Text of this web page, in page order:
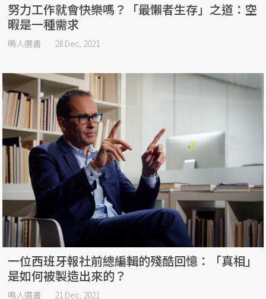
努力工作就會快樂嗎？「最懶者生存」之道：空
暇是一種需求
鳴人選書 28 Dec, 2021
一位西班牙報社前總編輯的殘酷回憶：「真相」
是如何被製造出來的？
鳴人選書 21 Dec, 2021